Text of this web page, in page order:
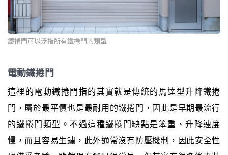
鐵捲門可以泛指所有鐵捲門的類型
電動鐵捲門
這裡的電動鐵捲門指的其實就是傳統的馬達型升降鐵捲
門，屬於最平價也是最耐用的鐵捲門，因此是早期最流行
的鐵捲門類型。不過這種鐵捲門缺點是笨重、升降速度
慢，而且容易生鏽，此外通常沒有防壓機制，因此安全性